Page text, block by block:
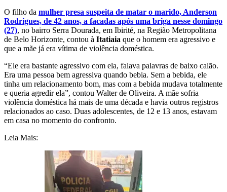
O filho da mulher presa suspeita de matar o marido, Anderson
Rodrigues, de 42 anos, a facadas após uma briga nesse domingo
(27), no bairro Serra Dourada, em Ibirité, na Região Metropolitana
de Belo Horizonte, contou à Itatiaia que o homem era agressivo e
que a mãe já era vítima de violência doméstica.
“Ele era bastante agressivo com ela, falava palavras de baixo calão.
Era uma pessoa bem agressiva quando bebia. Sem a bebida, ele
tinha um relacionamento bom, mas com a bebida mudava totalmente
e queria agredir ela”, contou Walter de Oliveira. A mãe sofria
violência doméstica há mais de uma década e havia outros registros
relacionados ao caso. Duas adolescentes, de 12 e 13 anos, estavam
em casa no momento do confronto.
Leia Mais: